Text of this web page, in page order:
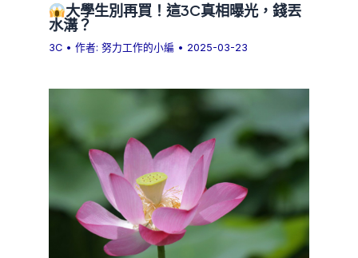
大學生別再買！這3C真相曝光，錢丟
水溝？
3C • 作者:努力工作的小編 • 2025-03-23